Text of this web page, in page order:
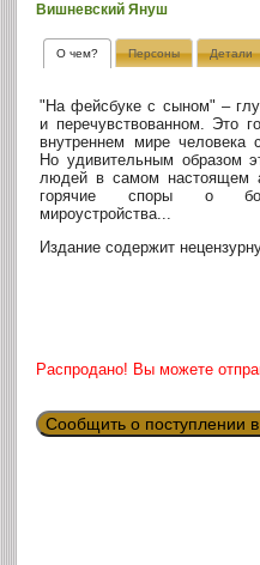
Вишневский Януш
О чем? Персоны Детали
"На фейсбуке с сыном" –
и перечувствованном. Это
внутреннем мире человека
Но удивительным образом
людей в самом настоящем
горячие споры о
мироустройства...
Издание содержит
Распродано! Вы можете
Сообщить о поступлении